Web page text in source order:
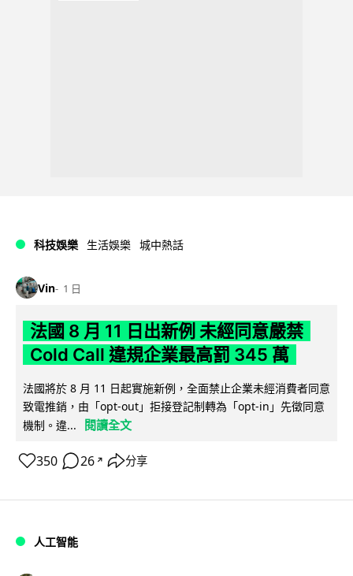
科技娛樂 生活娛樂 城中熱話
Vin 1 日
法國 8 月 11 日出新例 未經同意嚴禁
Cold Call 違規企業最高罰 345 萬
法國將於 8 月 11 日起實施新例，全面禁止企業未經消費者同意
致電推銷，由「opt-out」拒接登記制轉為「opt-in」先徵同意
機制。違...
閱讀全文
350 26 ↗ 分享
人工智能